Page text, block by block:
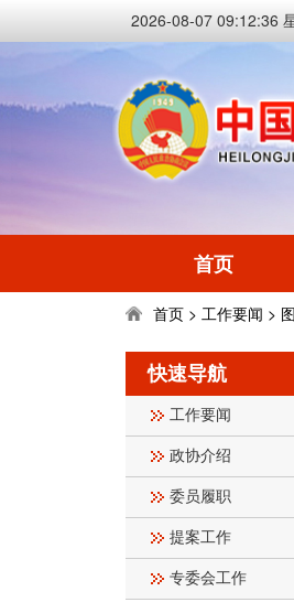
2026-08-07 09:12:37
首页
首页 > 工作要闻 >
快速导航
工作要闻
政协介绍
委员履职
提案工作
专委会工作